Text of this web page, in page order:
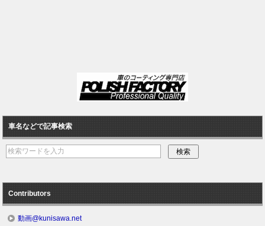
車名などで記事検索
Contributors
動画@kunisawa.net